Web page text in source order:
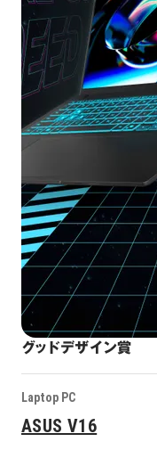
グッドデザイン賞
Laptop PC
ASUS V16